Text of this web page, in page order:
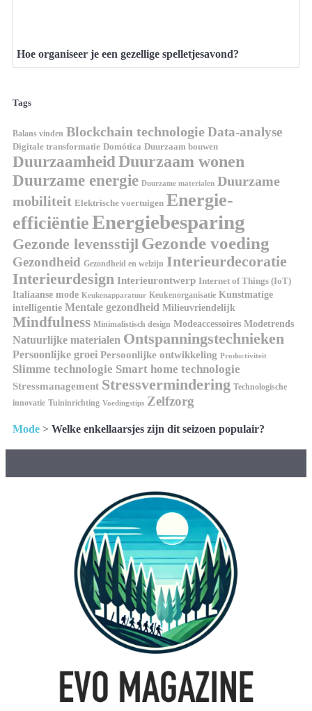
Hoe organiseer je een gezellige spelletjesavond?
Tags
Balans vinden Blockchain technologieData-analyse
Digitale transformatie Domótica Duurzaam bouwen
DuurzaamheidDuurzaam wonen
Duurzame energie Duurzame materialen Duurzame
mobiliteit Elektrische voertuigen Energie-
efficiëntieEnergiebesparing
Gezonde levensstijl Gezonde voeding
Gezondheid Gezondheid en welzijn Interieurdecoratie
Interieurdesign Interieurontwerp Internet of Things (IoT)
Italiaanse mode Keukenapparatuur Keukenorganisatie Kunstmatige
intelligentie Mentale gezondheid Milieuvriendelijk
Mindfulness Minimalistisch design Modeaccessoires Modetrends
Natuurlijke materialen Ontspanningstechnieken
Persoonlijke groei Persoonlijke ontwikkeling Productiviteit
Slimme technologie Smart home technologie
Stressmanagement Stressvermindering Technologische
innovatie Tuininrichting Voedingstips Zelfzorg
Mode > Welke enkellaarsjes zijn dit seizoen populair?